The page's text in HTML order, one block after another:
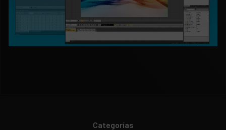
Categorías